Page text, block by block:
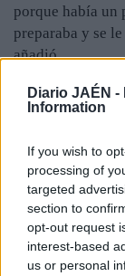
Diario JAÉN -
Information
If you wish to
processing of
targeted
section to
opt-out request
interest-based
us or personal
porque había un
preparaba y se
añadió.
Y la teoría del
cultura no es
sino activo, no
mucho más
de tu parte. Hay
bucear y hacer
es donde, para
regalo: “De ahí